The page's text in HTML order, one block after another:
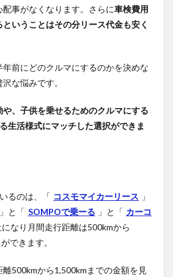
事がなくなります。さらに車検費用
いうことはその分リース代金も安く
前にどのクルマにするのかを決めな
な悩みです。
、子供を乗せるためのクルマにする
生活様式にマッチした選択ができま
るのは、「 コスモマイカーリース 」
」と「 SOMPOで乗ーる 」と「 カーコ
になり月間走行距離は500kmから
できます。
500kmから1,500kmまでの金額を見